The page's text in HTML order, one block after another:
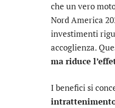
che un vero
Nord America
investimenti
accoglienza.
ma riduce
I benefici si